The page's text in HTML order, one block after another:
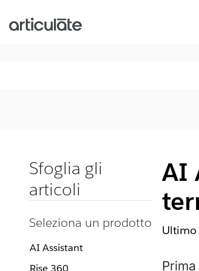
Sfoglia gli
articoli
Seleziona un prodotto
AI Assistant
Rise 360
AI